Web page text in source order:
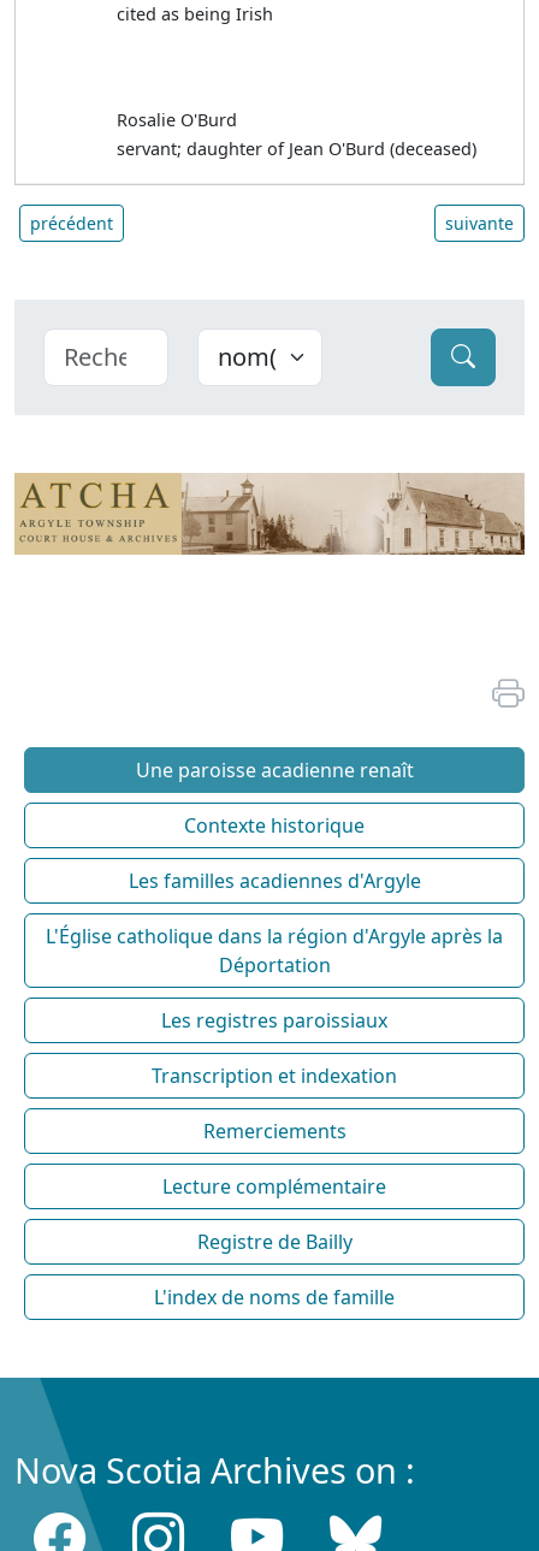
cited as being Irish
Rosalie O'Burd
servant; daughter of Jean O'Burd (deceased)
précédent suivante
Une paroisse acadienne renaît
Contexte historique
Les familles acadiennes d'Argyle
L'Église catholique dans la région d'Argyle après la
Déportation
Les registres paroissiaux
Transcription et indexation
Remerciements
Lecture complémentaire
Registre de Bailly
L'index de noms de famille
Nova Scotia Archives on :